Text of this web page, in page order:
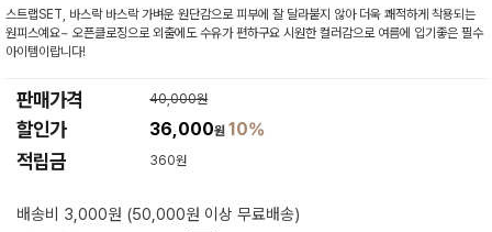
스트랩SET, 바스락 바스락 가벼운 원단감으로 피부에 잘 달라붙지 않아 더욱 쾌적하게 착용되는
원피스예요~ 오픈클로징으로 외출에도 수유가 편하구요 시원한 컬러감으로 여름에 입기좋은 필수
아이템이랍니다!
판매가격 40,000원
할인가 36,000원10%
적립금 360원
배송비 3,000원 (50,000원 이상 무료배송)